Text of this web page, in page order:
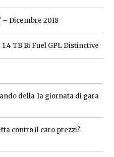
Dicembre 2018
TB Bi Fuel GPL Distinctive
della 1a giornata di gara
contro il caro prezzi?